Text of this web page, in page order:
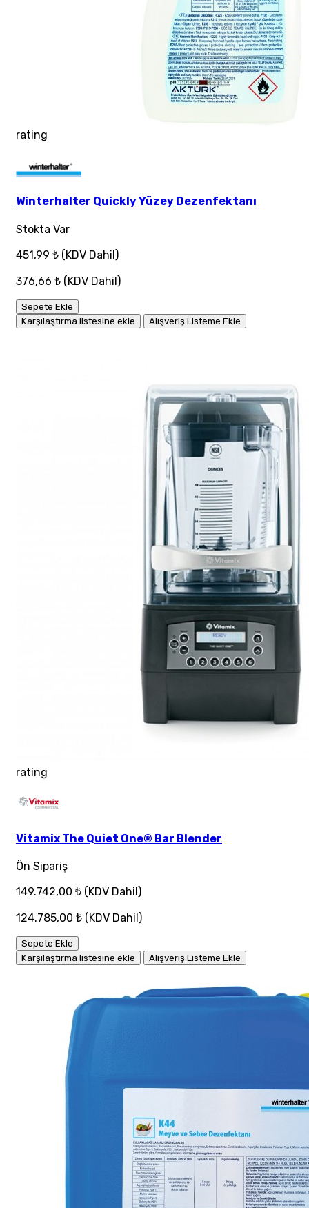
rating
Winterhalter Quickly Yüzey Dezenfektanı
Stokta Var
451,99 ₺ (KDV Dahil)
376,66 ₺ (KDV Dahil)
Sepete Ekle
Karşılaştırma listesine ekle
Alışveriş Listeme Ekle
rating
Vitamix The Quiet One® Bar Blender
Ön Sipariş
149.742,00 ₺ (KDV Dahil)
124.785,00 ₺ (KDV Dahil)
Sepete Ekle
Karşılaştırma listesine ekle
Alışveriş Listeme Ekle